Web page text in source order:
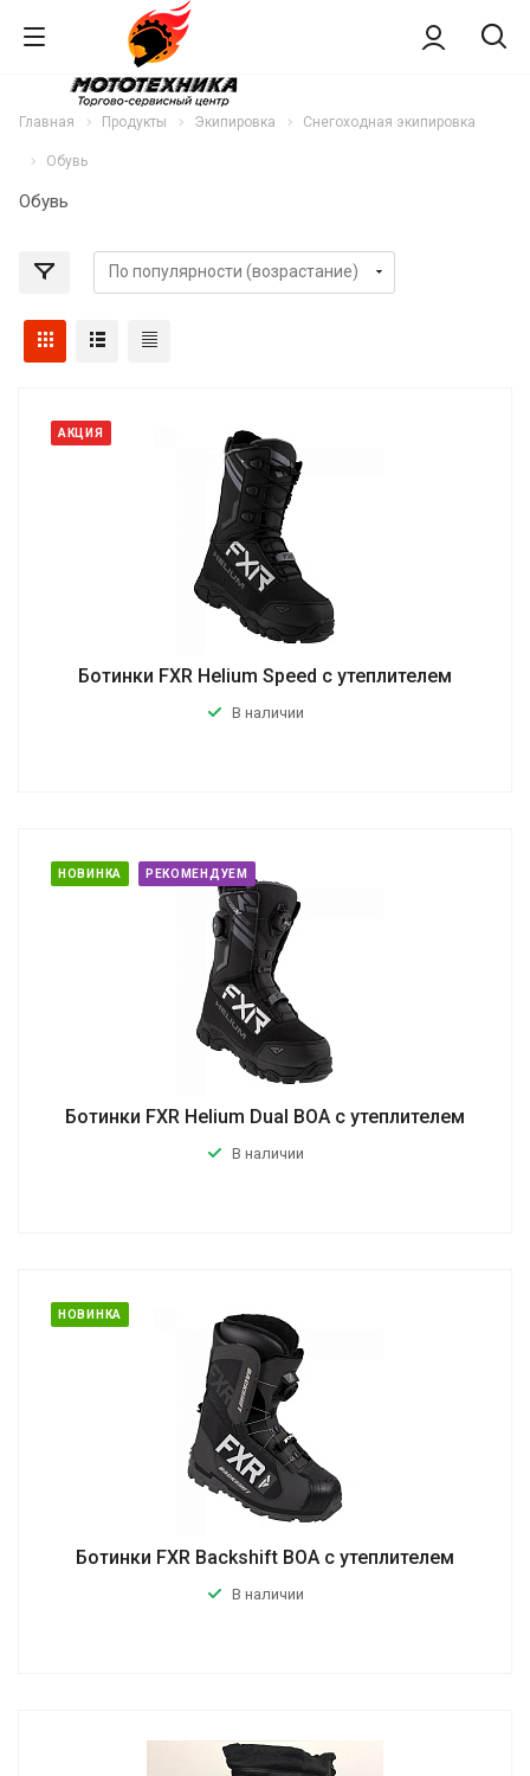
Главная Продукты Экипировка Снегоходная экипировка
Обувь
Обувь
АКЦИЯ
Ботинки FXR Helium Speed с утеплителем
В наличии
НОВИНКА РЕКОМЕНДУЕМ
Ботинки FXR Helium Dual BOA с утеплителем
В наличии
НОВИНКА
Ботинки FXR Backshift BOA с утеплителем
В наличии